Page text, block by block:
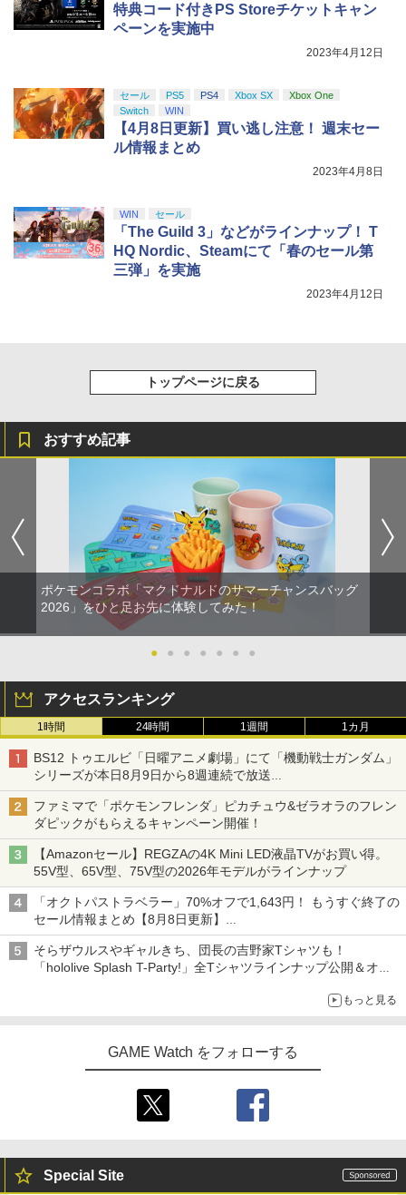
特典コード付きPS Storeチケットキャン
ペーンを実施中
2023年4月12日
セール PS5 PS4 Xbox SX
Xbox One
Switch
WIN
【4月8日更新】買い逃し注意！ 週末セー
ル情報まとめ
2023年4月8日
WIN セール
「The Guild 3」などがラインナップ！ T
HQ Nordic、Steamにて「春のセール第
三弾」を実施
2023年4月12日
トップページに戻る
おすすめ記事
ポケモンコラボ「マクドナルドのサマーチャンスバッグ
2026」をひと足お先に体験してみた！
● ● ● ● ● ● ●
アクセスランキング
1時間 24時間 1週間 1カ月
BS12 トゥエルビ「日曜アニメ劇場」にて「機動戦士ガンダム」
シリーズが本日8月9日から8週連続で放送
初回は「機動戦士ガンダム【HDリマスター版】」
ファミマで「ポケモンフレンダ」ピカチュウ&ゼラオラのフレン
ダピックがもらえるキャンペーン開催！
【Amazonセール】REGZAの4K Mini LED液晶TVがお買い得。
55V型、65V型、75V型の2026年モデルがラインナップ
「オクトパストラベラー」70%オフで1,643円！ もうすぐ終了の
セール情報まとめ【8月8日更新】
ニンテンドーeショップでは「大神 絶景版」が67%オフで990円
そらザウルスやギャルきち、団長の吉野家Tシャツも！
「hololive Splash T-Party!」全Tシャツラインナップ公開＆オン
もっと見る
GAME Watch をフォローする
Special Site